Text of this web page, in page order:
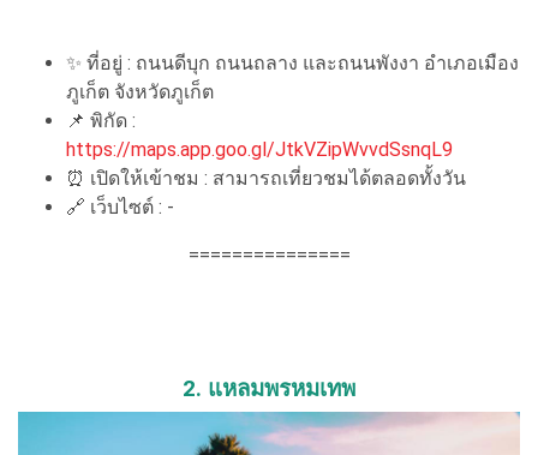
✨ ที่อยู่ : ถนนดีบุก ถนนถลาง และถนนพังงา อำเภอเมือง
ภูเก็ต จังหวัดภูเก็ต
📌 พิกัด :
https://maps.app.goo.gl/JtkVZipWvvdSsnqL9
⏰ เปิดให้เข้าชม : สามารถเที่ยวชมได้ตลอดทั้งวัน
🔗 เว็บไซต์ : -
===============
2. แหลมพรหมเทพ